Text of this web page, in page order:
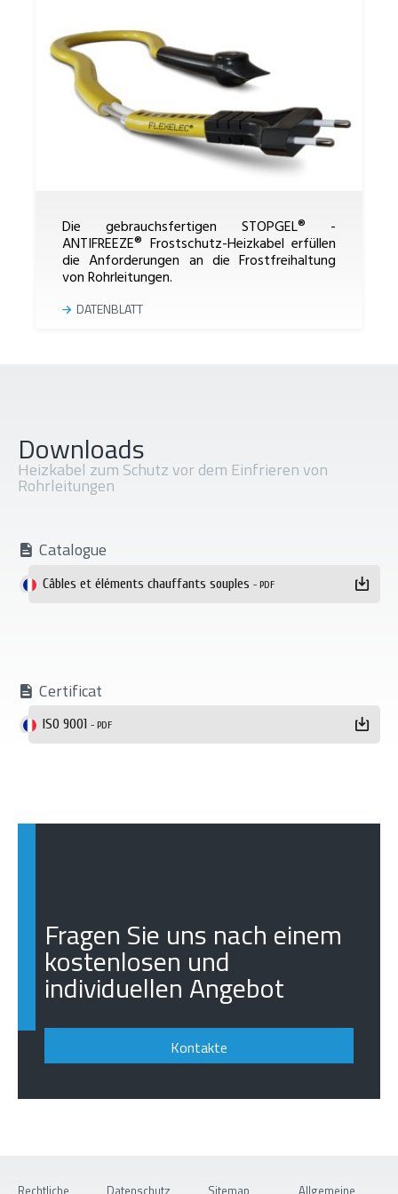
Die gebrauchsfertigen STOPGEL® -
ANTIFREEZE® Frostschutz-Heizkabel erfüllen
die Anforderungen an die Frostfreihaltung
von Rohrleitungen.
DATENBLATT
Downloads
Heizkabel zum Schutz vor dem Einfrieren von
Rohrleitungen
Téléchargement
Catalogue
Câbles et éléments chauffants souples - PDF
Certificat
ISO 9001 - PDF
Fragen Sie uns nach einem
kostenlosen und
individuellen Angebot
Kontakte